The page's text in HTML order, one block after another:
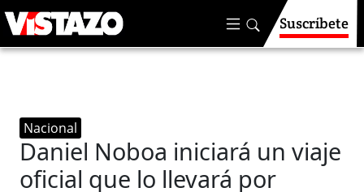
Suscríbete
Nacional
Daniel Noboa iniciará un viaje
oficial que lo llevará por